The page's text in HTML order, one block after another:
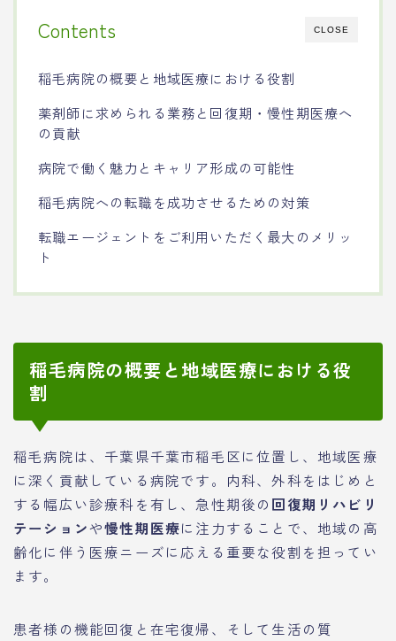
CLOSE
Contents
稲毛病院の概要と地域医療における役割
薬剤師に求められる業務と回復期・慢性期医療へ
の貢献
病院で働く魅力とキャリア形成の可能性
稲毛病院への転職を成功させるための対策
転職エージェントをご利用いただく最大のメリッ
ト
稲毛病院の概要と地域医療における役
割
稲毛病院は、千葉県千葉市稲毛区に位置し、地域医療
に深く貢献している病院です。内科、外科をはじめと
する幅広い診療科を有し、急性期後の 回復期リハビリ
テーションや慢性期医療に注力することで、地域の高
齢化に伴う医療ニーズに応える重要な役割を担ってい
ます。
患者様の機能回復と在宅復帰、そして生活の質